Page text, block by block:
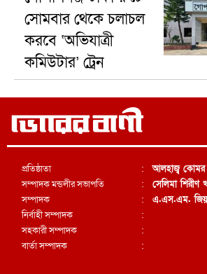
সোমবার থেকে চলাচল
করবে ‘অভিযাত্রী
কমিউটার’ ট্রেন
প্রতিষ্ঠাতা
সম্পাদক মন্ডলীর সভাপতি
সম্পাদক
নির্বাহী সম্পাদক
সহকারী সম্পাদক
বার্তা সম্পাদক
:
:
:
:
:
:
আলহাজ্ব কোমর
সেলিমা শিরীণ
এ.এস.এম.